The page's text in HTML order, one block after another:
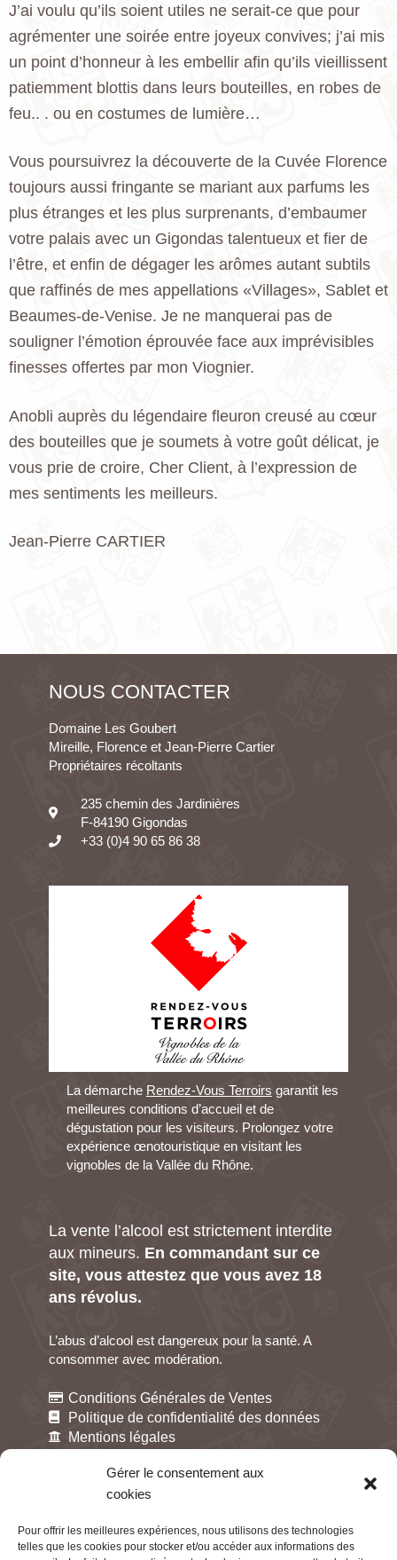
Gérer le consentement aux
cookies
Pour offrir les meilleures expériences, nous utilisons des technologies
telles que les cookies pour stocker et/ou accéder aux informations des
J’ai voulu qu’ils soient utiles ne serait-ce que pour
agrémenter une soirée entre joyeux convives; j’ai mis
un point d’honneur à les embellir afin qu’ils vieillissent
patiemment blottis dans leurs bouteilles, en robes de
feu.. . ou en costumes de lumière…
Vous poursuivrez la découverte de la Cuvée Florence
toujours aussi fringante se mariant aux parfums les
plus étranges et les plus surprenants, d’embaumer
votre palais avec un Gigondas talentueux et fier de
l’être, et enfin de dégager les arômes autant subtils
que raffinés de mes appellations «Villages», Sablet et
Beaumes-de-Venise. Je ne manquerai pas de
souligner l’émotion éprouvée face aux imprévisibles
finesses offertes par mon Viognier.
Anobli auprès du légendaire fleuron creusé au cœur
des bouteilles que je soumets à votre goût délicat, je
vous prie de croire, Cher Client, à l’expression de
mes sentiments les meilleurs.
Jean-Pierre CARTIER
NOUS CONTACTER
Domaine Les Goubert
Mireille, Florence et Jean-Pierre Cartier
Propriétaires récoltants
235 chemin des Jardinières
F-84190 Gigondas
+33 (0)4 90 65 86 38
La démarche Rendez-Vous Terroirs garantit les
meilleures conditions d’accueil et de
dégustation pour les visiteurs. Prolongez votre
expérience œnotouristique en visitant les
vignobles de la Vallée du Rhône.
La vente l’alcool est strictement interdite
aux mineurs. En commandant sur ce
site, vous attestez que vous avez 18
ans révolus.
L’abus d’alcool est dangereux pour la santé. A
consommer avec modération.
Conditions Générales de Ventes
Politique de confidentialité des données
Mentions légales